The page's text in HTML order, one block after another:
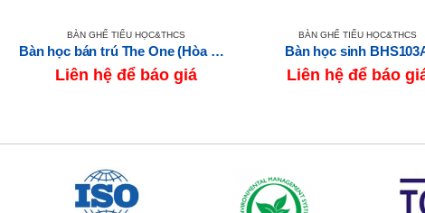
BÀN GHẾ TIỂU HỌC&THCS
Bàn học bán trú The One (Hòa Phát) BBT104
Liên hệ để báo giá
BÀN GHẾ TIỂU HỌC&THCS
Bàn học sinh
Liên hệ để báo